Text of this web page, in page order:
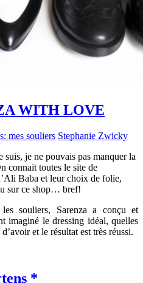
WITH LOVE
mes souliers Stephanie Zwicky
suis, je ne pouvais pas manquer la
connait toutes le site de
Baba et leur choix de folie,
sur ce shop… bref!
souliers, Sarenza a conçu et
imaginé le dressing idéal, quelles
et le résultat est très réussi.
*